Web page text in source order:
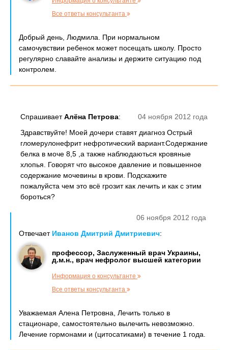
Все ответы консультанта
Добрый день, Людмила. При нормальном
самочувствии ребенок может посещать школу. Просто
регулярно славайте анализы и держите ситуацию под
контролем.
04 ноября 2012 года
СпрашиваетАлёна Петрова:
Здравствуйте! Моей дочери ставят диагноз Острый
гломерулонефрит нефротический вариант.Содержание
белка в моче 8,5 ,а также наблюдаються кровяные
хлопья. Говорят что высокое давление и повышенное
содержание мочевины в крови. Подскажите
пожалуйста чем это всё грозит как лечить и как с этим
бороться?
06 ноября 2012 года
Отвечает Иванов Дмитрий Дмитриевич:
профессор, Заслуженный врач Украины,
д.м.н., врач нефролог высшей категории
Информация о консультанте
Все ответы консультанта
Уважаемая Алена Петровна, Лечить только в
стационаре, самостоятельно вылечить невозможно.
Лечение гормонами и (цитосатиками) в течение 1 года.